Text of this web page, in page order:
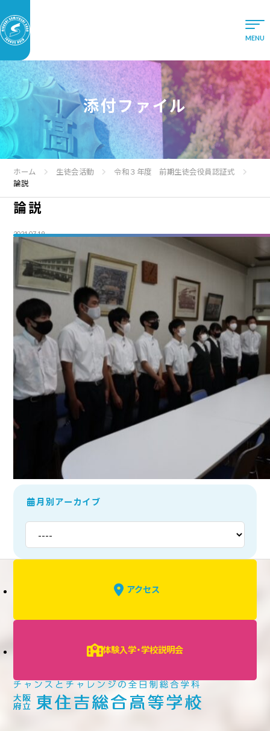
添付ファイル
ホーム 生徒会活動
令和３年度 前期生徒会役員認証式
論説
論説
2021.07.19
月別アーカイブ
アクセス
体験入学・学校説明会